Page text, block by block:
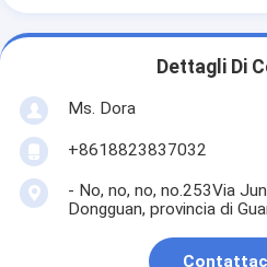
Dettagli Di
Ms. Dora
+8618823837032
- No, no, no, no.253Via
Dongguan, provincia di